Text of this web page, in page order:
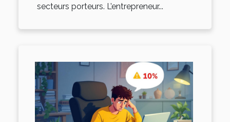
secteurs porteurs. L’entrepreneur...